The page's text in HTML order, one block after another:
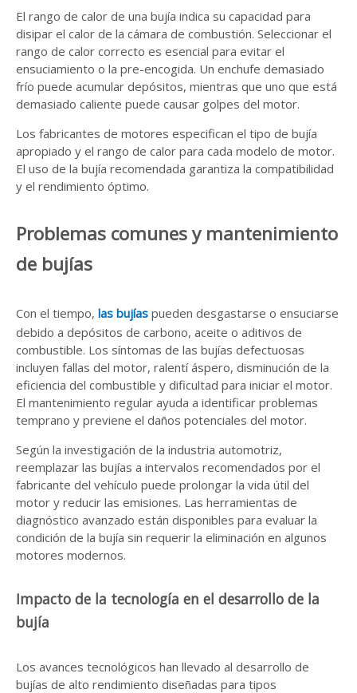
El rango de calor de una bujía indica su capacidad para
disipar el calor de la cámara de combustión. Seleccionar el
rango de calor correcto es esencial para evitar el
ensuciamiento o la pre-encogida. Un enchufe demasiado
frío puede acumular depósitos, mientras que uno que está
demasiado caliente puede causar golpes del motor.
Los fabricantes de motores especifican el tipo de bujía
apropiado y el rango de calor para cada modelo de motor.
El uso de la bujía recomendada garantiza la compatibilidad
y el rendimiento óptimo.
Problemas comunes y mantenimiento
de bujías
Con el tiempo, las bujías pueden desgastarse o ensuciarse
debido a depósitos de carbono, aceite o aditivos de
combustible. Los síntomas de las bujías defectuosas
incluyen fallas del motor, ralentí áspero, disminución de la
eficiencia del combustible y dificultad para iniciar el motor.
El mantenimiento regular ayuda a identificar problemas
temprano y previene el daños potenciales del motor.
Según la investigación de la industria automotriz,
reemplazar las bujías a intervalos recomendados por el
fabricante del vehículo puede prolongar la vida útil del
motor y reducir las emisiones. Las herramientas de
diagnóstico avanzado están disponibles para evaluar la
condición de la bujía sin requerir la eliminación en algunos
motores modernos.
Impacto de la tecnología en el desarrollo de la
bujía
Los avances tecnológicos han llevado al desarrollo de
bujías de alto rendimiento diseñadas para tipos